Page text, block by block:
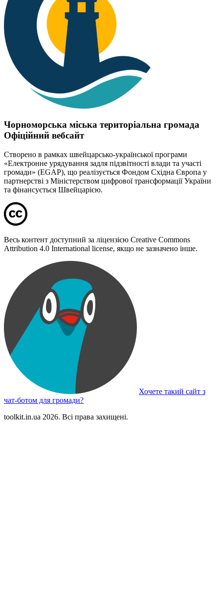
Чорноморська міська територіальна громада
Офіційний вебсайт
Створено в рамках швейцарсько-української програми
«Електронне урядування задля підзвітності влади та участі
громади» (EGAP), що реалізується Фондом Східна Європа у
партнерстві з Міністерством цифрової трансформації України
та фінансується Швейцарією.
Весь контент доступний за ліцензією Creative Commons
Attribution 4.0 International license, якщо не зазначено інше.
Хочете такий сайт з
чат-ботом для громади?
toolkit.in.ua 2026. Всі права захищені.